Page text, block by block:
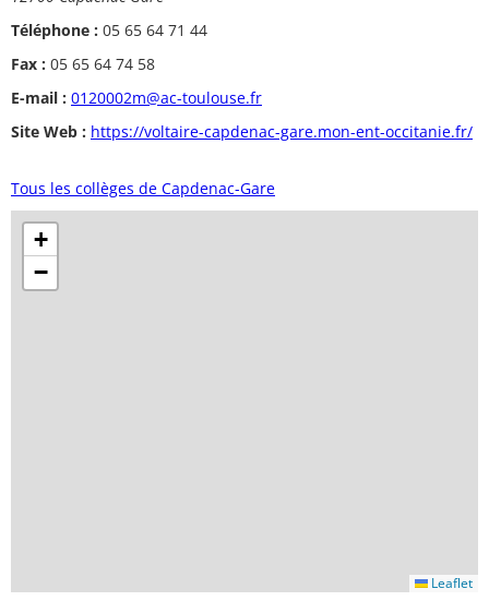
Téléphone : 05 65 64 71 44
Fax : 05 65 64 74 58
E-mail : 0120002m@ac-toulouse.fr
Site Web : https://voltaire-capdenac-gare.mon-ent-occitanie.fr/
Tous les collèges de Capdenac-Gare
+
−
Leaflet